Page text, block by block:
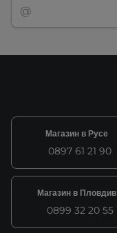
Магазин в Русе
0897 61 21 90
Магазин в Пловдив
0899 32 20 55